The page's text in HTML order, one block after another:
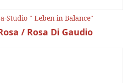
Studio " Leben in Balance"
/ Rosa Di Gaudio